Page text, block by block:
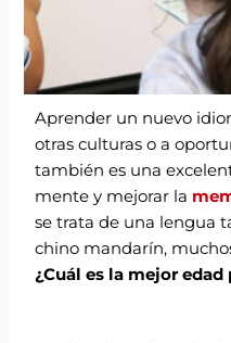
Aprender un nuevo
otras culturas o a
también es una
mente y mejorar la
se trata de una lengua
chino mandarín,
¿Cuál es la mejor edad